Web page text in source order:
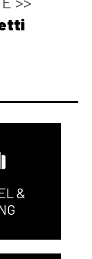
&